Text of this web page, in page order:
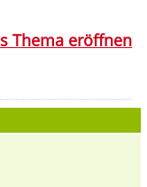
Thema eröffnen